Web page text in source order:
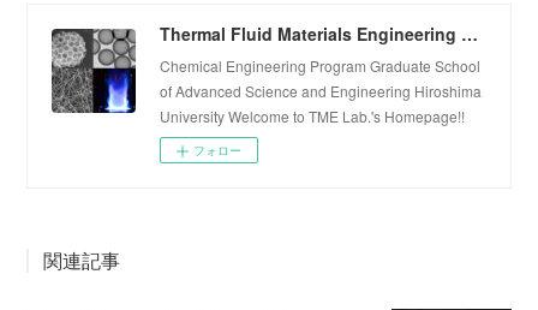
Thermal Fluid Materials Engineering Laboratory
Chemical Engineering Program Graduate School
of Advanced Science and Engineering Hiroshima
University Welcome to TME Lab.'s Homepage!!
フォロー
関連記事